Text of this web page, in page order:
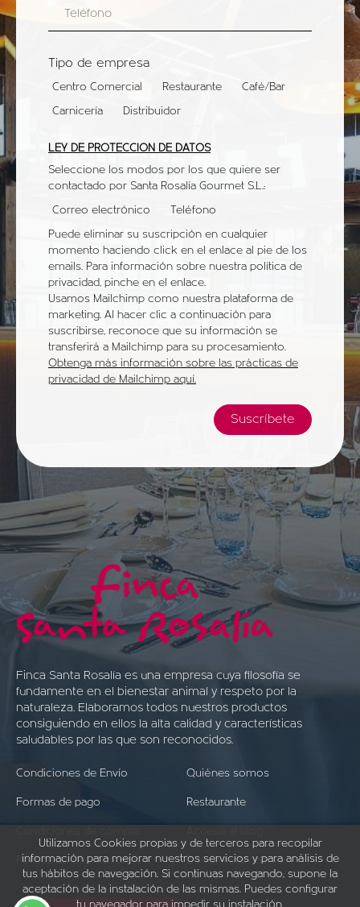
Utilizamos Cookies propias y de terceros para recopilar
información para mejorar nuestros servicios y para análisis de
tus hábitos de navegación. Si continuas navegando, supone la
aceptación de la instalación de las mismas. Puedes configurar
Tipo de empresa
Centro Comercial Restaurante
Café/Bar
Carnicería
Distribuidor
LEY DE PROTECCIÓN DE DATOS
Seleccione los modos por los que quiere ser
contactado por Santa Rosalía Gourmet S.L.:
Correo electrónico
Teléfono
Puede eliminar su suscripción en cualquier
momento haciendo click en el enlace al pie de los
emails. Para información sobre nuestra política de
privacidad, pinche en el enlace.
Usamos Mailchimp como nuestra plataforma de
marketing. Al hacer clic a continuación para
suscribirse, reconoce que su información se
transferirá a Mailchimp para su procesamiento.
Obtenga más información sobre las prácticas de
privacidad de Mailchimp aquí.
Finca Santa Rosalía es una empresa cuya filosofía se
fundamente en el bienestar animal y respeto por la
naturaleza. Elaboramos todos nuestros productos
consiguiendo en ellos la alta calidad y características
saludables por las que son reconocidos.
Condiciones de Envío
Formas de pago
Política de devoluciones
Quiénes somos
Restaurante
Dónde estamos